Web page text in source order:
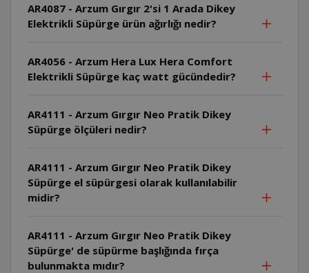
AR4087 - Arzum Gırgır 2'si 1 Arada Dikey
Elektrikli Süpürge ürün ağırlığı nedir?
AR4056 - Arzum Hera Lux Hera Comfort
Elektrikli Süpürge kaç watt gücündedir?
AR4111 - Arzum Gırgır Neo Pratik Dikey
Süpürge ölçüleri nedir?
AR4111 - Arzum Gırgır Neo Pratik Dikey
Süpürge el süpürgesi olarak kullanılabilir
midir?
AR4111 - Arzum Gırgır Neo Pratik Dikey
Süpürge' de süpürme başlığında fırça
bulunmakta mıdır?